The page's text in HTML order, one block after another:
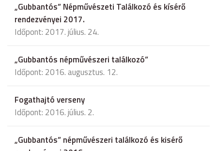
„Gubbantós” Népművészeti Találkozó és kísérő
rendezvényei 2017.
Időpont: 2017. július. 24.
„Gubbantós népművészeri találkozó”
Időpont: 2016. augusztus. 12.
Fogathajtó verseny
Időpont: 2016. július. 2.
„Gubbantós” népművészeri találkozó és kisérő